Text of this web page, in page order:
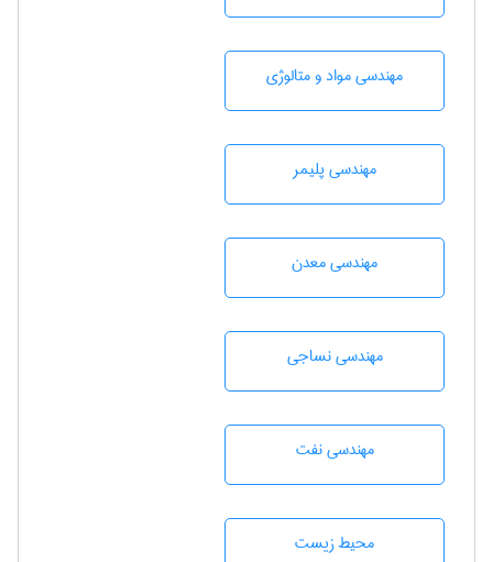
مهندسی مواد و متالوژی
مهندسی پليمر
مهندسی معدن
مهندسي نساجی
مهندسی نفت
محيط زيست